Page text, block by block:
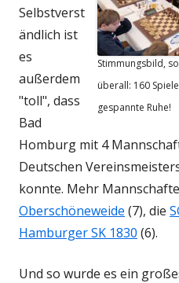
Stimmungsbild,
überall: 160
gespannte Ruhe!
Selbstverst
ändlich ist
es
außerdem
"toll", dass
Bad
Homburg mit 4
Deutschen
konnte. Mehr
Oberschöneweide (7), die
Hamburger SK 1830 (6).
Und so wurde es ein